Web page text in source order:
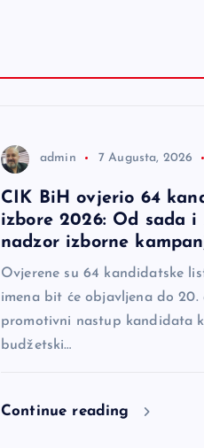
admin 7 Augusta, 2026
CIK BiH ovjerio 64
izbore 2026: Od sada
nadzor izborne
Ovjerene su 64 kandidatske
imena bit će objavljena do
promotivni nastup kandidata
budžetski…
Continue reading